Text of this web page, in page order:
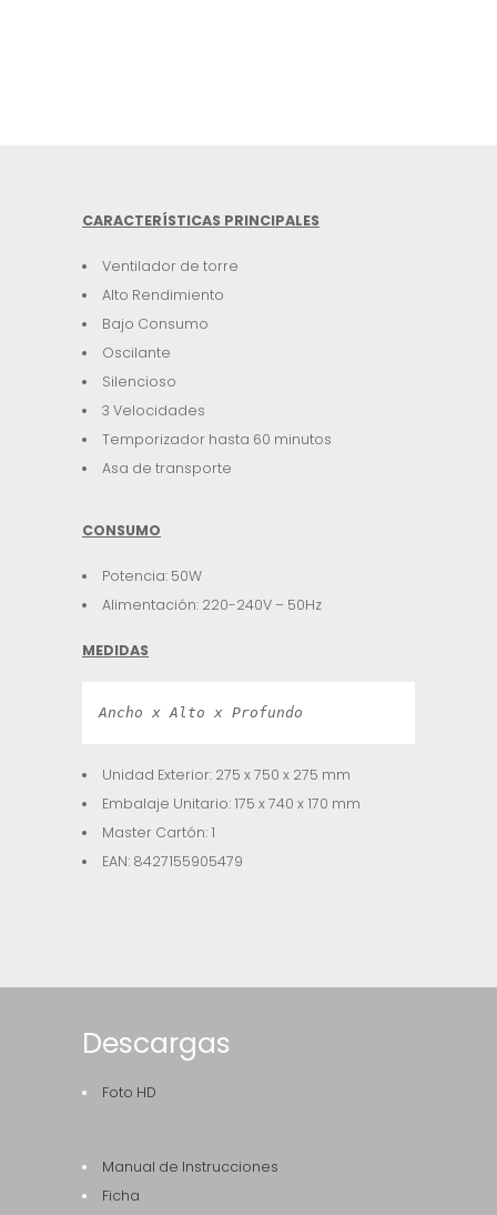
CARACTERÍSTICAS PRINCIPALES
Ventilador de torre
Alto Rendimiento
Bajo Consumo
Oscilante
Silencioso
3 Velocidades
Temporizador hasta 60 minutos
Asa de transporte
CONSUMO
Potencia: 50W
Alimentación: 220-240V – 50Hz
MEDIDAS
Ancho x Alto x Profundo
Unidad Exterior: 275 x 750 x 275 mm
Embalaje Unitario: 175 x 740 x 170 mm
Master Cartón: 1
EAN: 8427155905479
Descargas
Foto HD
Manual de Instrucciones
Ficha